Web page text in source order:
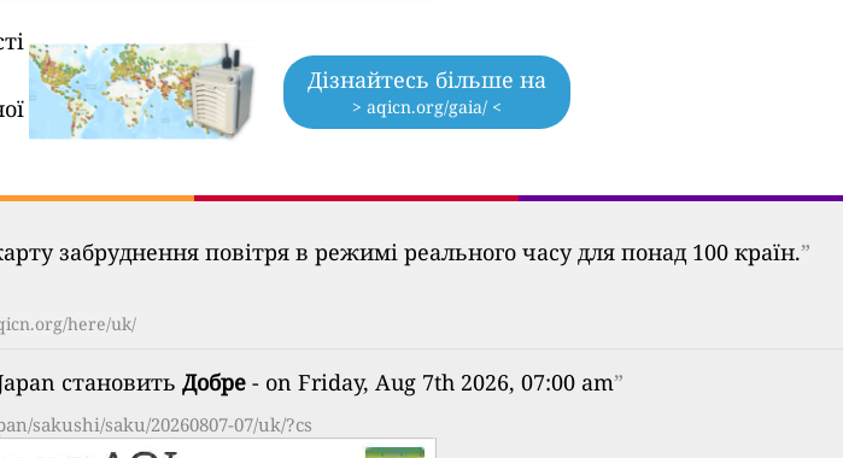
Дізнайтесь більше на
> aqicn.org/gaia/ <
забруднення повітря в режимі реального часу для понад 100 країн.”
here/uk/
становить Добре - on Friday, Aug 7th 2026, 07:00 am”
sakushi/saku/20260807-07/uk/?cs